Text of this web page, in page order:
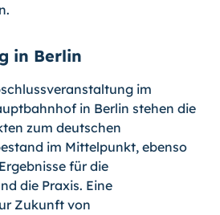
in Berlin
im
in Berlin stehen die
zum deutschen
im Mittelpunkt, ebenso
für die
die Praxis. Eine
Zukunft von